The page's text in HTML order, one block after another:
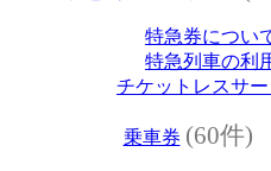
特急券につい
特急列車の利
チケットレスサー
乗車券 (60件)